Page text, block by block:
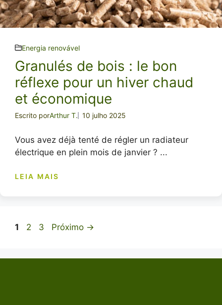
Energia renovável
Granulés de bois : le bon
réflexe pour un hiver chaud
et économique
Escrito porArthur T. 10 julho 2025
Vous avez déjà tenté de régler un radiateur
électrique en plein mois de janvier ? ...
LEIA MAIS
Página
1 Página
2 Página
3 Próximo →